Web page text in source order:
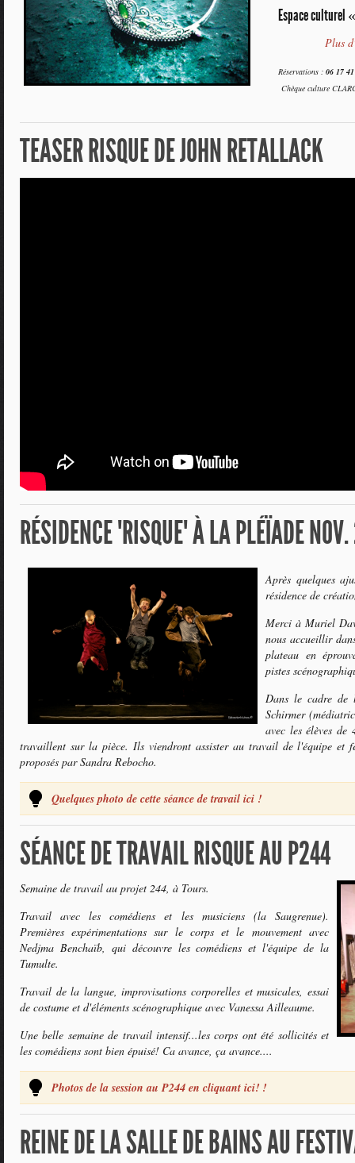
Espace culturel «
Plus
Réservations : 06 17
Chèque culture
TEASER RISQUE DE JOHN RETALLACK
RÉSIDENCE "RISQUE" À LA PLÉÏADE
Après quelques
résidence de
Merci à Muriel
nous accueillir
plateau en
pistes
Dans le cadre de
Schirmer
avec les élèves
travaillent sur la pièce. Ils viendront assister au travail de l'équipe et
proposés par Sandra Rebocho.
Quelques photo de cette séance de travail ici !
SÉANCE DE TRAVAIL RISQUE AU P244
Semaine de travail au projet 244, à Tours.
Travail avec les comédiens et les musiciens (la Saugrenue).
Premières expérimentations sur le corps et le mouvement avec
Nedjma Benchaïb, qui découvre les comédiens et l'équipe de la
Tumulte.
Travail de la langue, improvisations corporelles et musicales, essai
de costume et d'éléments scénographique avec Vanessa Ailleaume.
Une belle semaine de travail intensif...les corps ont été sollicités et
les comédiens sont bien épuisé! Ca avance, ça avance....
Photos de la session au P244 en cliquant ici! !
REINE DE LA SALLE DE BAINS AU